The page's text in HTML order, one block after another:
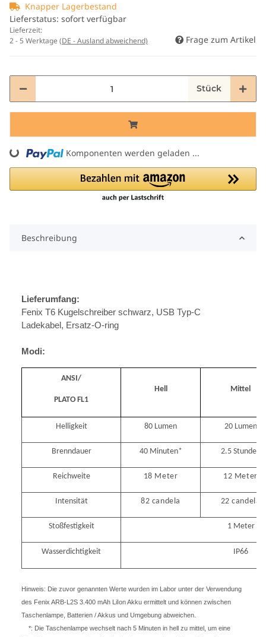
Knapper Lagerbestand
Lieferstatus: sofort verfügbar
Lieferzeit:
2 - 5 Werktage (DE - Ausland abweichend) Frage zum Artikel
Stück
Komponenten werden geladen ...
Beschreibung
Lieferumfang:
Fenix T6 Kugelschreiber schwarz, USB Typ-C
Ladekabel, Ersatz-O-ring
Modi:
ANSI/
PLATO FL1
Hell Mittel
Helligkeit 80 Lumen 20 Lumen
Brenndauer 40 Minuten* 2.5 Stunden
Reichweite 18 Meter 12 Meter
Intensität 82 candela 22 candela
Stoßfestigkeit 1 Meter
Wasserdichtigkeit IP66
Hinweis: Die zuvor genannten Werte wurden im Labor unter der Verwendung
des Fenix ARB-L2S 3.400 mAh LiIon Akku ermittelt und können zwischen
Taschenlampe, Batterien / Akkus und Umgebung abweichen.
*: Die Taschenlampe wechselt nach 5 Minuten in hell zu mittel, um eine